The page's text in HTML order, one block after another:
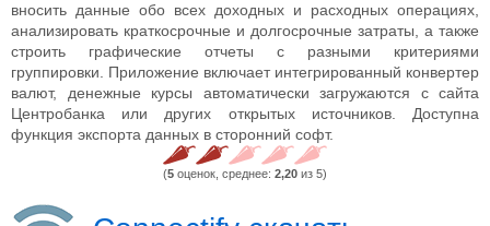
вносить данные обо всех доходных и расходных операциях,
анализировать краткосрочные и долгосрочные затраты, а также
строить графические отчеты с разными критериями
группировки. Приложение включает интегрированный конвертер
валют, денежные курсы автоматически загружаются с сайта
Центробанка или других открытых источников. Доступна
функция экспорта данных в сторонний софт.
(5 оценок, среднее: 2,20 из 5)